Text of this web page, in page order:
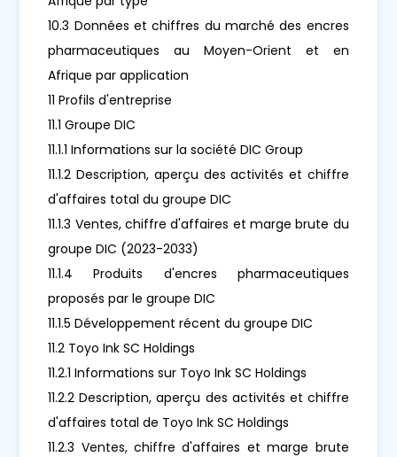
10.3 Données et chiffres du marché des encres
pharmaceutiques au Moyen-Orient et en
Afrique par application
11 Profils d'entreprise
11.1 Groupe DIC
11.1.1 Informations sur la société DIC Group
11.1.2 Description, aperçu des activités et chiffre
d'affaires total du groupe DIC
11.1.3 Ventes, chiffre d'affaires et marge brute du
groupe DIC (2023-2033)
11.1.4 Produits d'encres pharmaceutiques
proposés par le groupe DIC
11.1.5 Développement récent du groupe DIC
11.2 Toyo Ink SC Holdings
11.2.1 Informations sur Toyo Ink SC Holdings
11.2.2 Description, aperçu des activités et chiffre
d'affaires total de Toyo Ink SC Holdings
11.2.3 Ventes, chiffre d'affaires et marge brute